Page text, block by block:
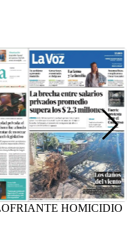
HOMICIDIO